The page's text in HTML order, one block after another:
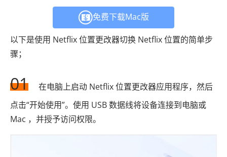
免费下载Mac版
以下是使用 Netflix 位置更改器切换 Netflix 位置的简单步
骤；
01
在电脑上启动 Netflix 位置更改器应用程序，然后
点击“开始使用”。使用 USB 数据线将设备连接到电脑或
Mac ，并授予访问权限。